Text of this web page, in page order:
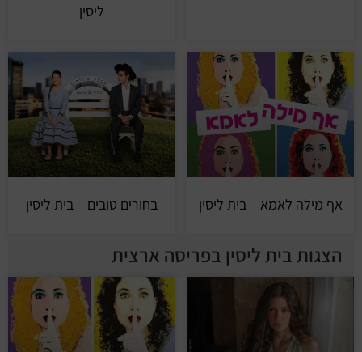
ליסין
אף מילה לאמא – בית ליסין בחורים טובים – בית ליסין
הצגות בית ליסין בפריסה ארצית